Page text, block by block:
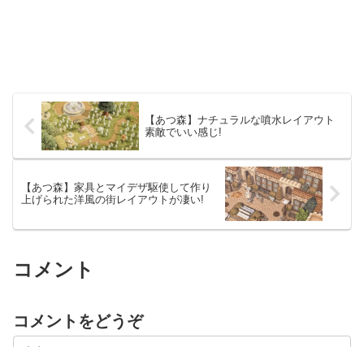
【あつ森】ナチュラルな噴水レイアウト
素敵でいい感じ!
【あつ森】家具とマイデザ駆使して作り
上げられた洋風の街レイアウトが凄い!
コメント
コメントをどうぞ